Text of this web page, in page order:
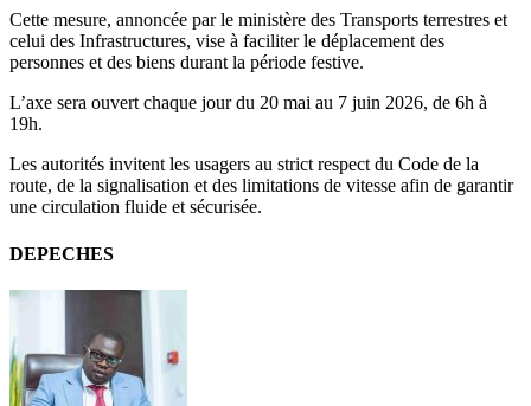
Cette mesure, annoncée par le ministère des Transports terrestres et
celui des Infrastructures, vise à faciliter le déplacement des
personnes et des biens durant la période festive.
L’axe sera ouvert chaque jour du 20 mai au 7 juin 2026, de 6h à
19h.
Les autorités invitent les usagers au strict respect du Code de la
route, de la signalisation et des limitations de vitesse afin de garantir
une circulation fluide et sécurisée.
DEPECHES